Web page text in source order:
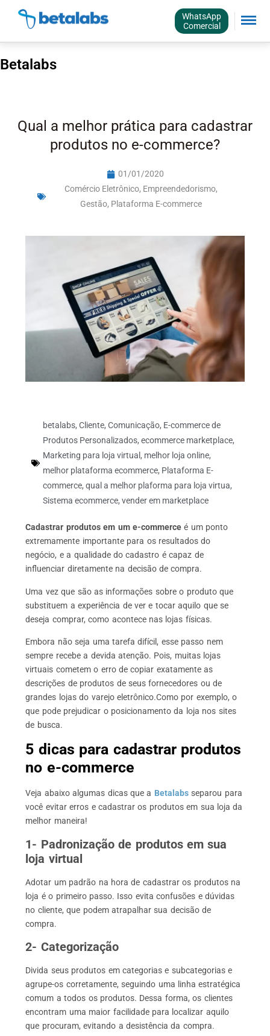
WhatsApp
Comercial
Betalabs
Qual a melhor prática para cadastrar
produtos no e-commerce?
01/01/2020
Comércio Eletrônico, Empreendedorismo,
Gestão, Plataforma E-commerce
betalabs,Cliente,Comunicação, E-commerce de
Produtos Personalizados,ecommerce marketplace,
Marketing para loja virtual , melhor loja online,
melhor plataforma ecommerce, Plataforma E-
commerce,qual a melhor plaforma para loja virtua,
Sistema ecommerce,vender em marketplace
Cadastrar produtos em um e-commerce é um ponto
extremamente importante para os resultados do
negócio, e a qualidade do cadastro é capaz de
influenciar diretamente na decisão de compra.
Uma vez que são as informações sobre o produto que
substituem a experiência de ver e tocar aquilo que se
deseja comprar, como acontece nas lojas físicas.
Embora não seja uma tarefa difícil, esse passo nem
sempre recebe a devida atenção. Pois, muitas lojas
virtuais cometem o erro de copiar exatamente as
descrições de produtos de seus fornecedores ou de
grandes lojas do varejo eletrônico.Como por exemplo, o
que pode prejudicar o posicionamento da loja nos sites
de busca.
5 dicas para cadastrar produtos
no e-commerce
Veja abaixo algumas dicas que a Betalabsseparou para
você evitar erros e cadastrar os produtos em sua loja da
melhor maneira!
1- Padronização de produtos em sua
loja virtual
Adotar um padrão na hora de cadastrar os produtos na
loja é o primeiro passo. Isso evita confusões e dúvidas
no cliente, que podem atrapalhar sua decisão de
compra.
2- Categorização
Divida seus produtos em categorias e subcategorias e
agrupe-os corretamente, seguindo uma linha estratégica
comum a todos os produtos. Dessa forma, os clientes
encontram uma maior facilidade para localizar aquilo
que procuram, evitando a desistência da compra.